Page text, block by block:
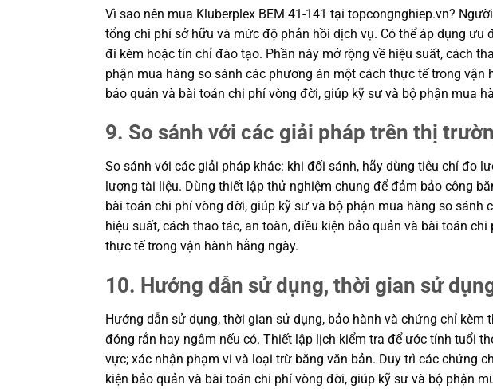
Vì sao nên mua Kluberplex BEM 41-141 tại topcongnghiep.vn?
tổng chi phí sở hữu và mức độ phản hồi dịch vụ. Có thể áp dụng
đi kèm hoặc tín chỉ đào tạo. Phần này mở rộng về hiệu suất, cách
phận mua hàng so sánh các phương án một cách thực tế trong vận
bảo quản và bài toán chi phí vòng đời, giúp kỹ sư và bộ phận mua
9. So sánh với các giải pháp trên thị
So sánh với các giải pháp khác: khi đối sánh, hãy dùng tiêu chí đo
lượng tài liệu. Dùng thiết lập thử nghiệm chung để đảm bảo công
bài toán chi phí vòng đời, giúp kỹ sư và bộ phận mua hàng so
hiệu suất, cách thao tác, an toàn, điều kiện bảo quản và bài toán
thực tế trong vận hành hằng ngày.
10. Hướng dẫn sử dụng, thời gian sử
Hướng dẫn sử dụng, thời gian sử dụng, bảo hành và chứng chỉ
đóng rắn hay ngâm nếu có. Thiết lập lịch kiểm tra để ước tính tuổi
vực; xác nhận phạm vi và loại trừ bằng văn bản. Duy trì các chứng
kiện bảo quản và bài toán chi phí vòng đời, giúp kỹ sư và bộ phận